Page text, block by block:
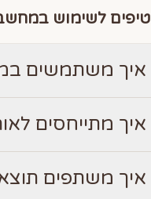
טיפים לשימוש
איך משתמשים
איך מתייחסים
איך משתפים